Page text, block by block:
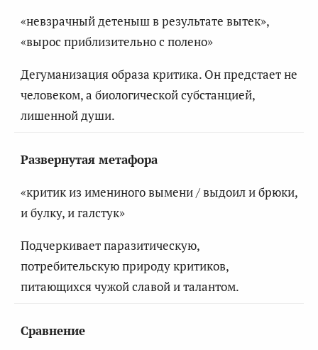
«невзрачный детеныш в результате вытек»,
«вырос приблизительно с полено»
Дегуманизация образа критика. Он предстает не
человеком, а биологической субстанцией,
лишенной души.
Развернутая метафора
«критик из имениного вымени / выдоил и брюки,
и булку, и галстук»
Подчеркивает паразитическую,
потребительскую природу критиков,
питающихся чужой славой и талантом.
Сравнение